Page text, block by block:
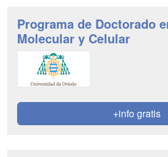
Programa de Doctorado
Molecular y Celular
+info gratis